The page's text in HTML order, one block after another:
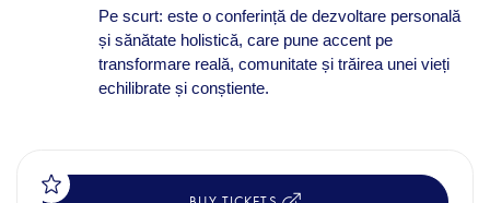
Pe scurt: este o conferință de dezvoltare personală
și sănătate holistică, care pune accent pe
transformare reală, comunitate și trăirea unei vieți
echilibrate și conștiente.